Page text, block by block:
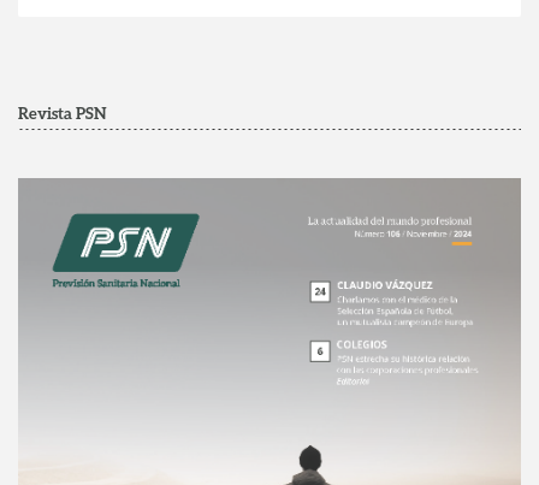
Revista PSN